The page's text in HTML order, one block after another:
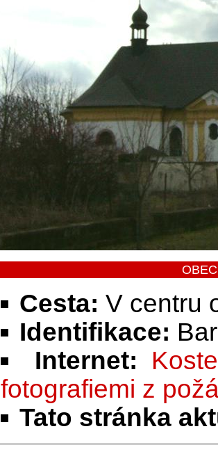
Cesta: V centru
Identifikace:
Internet:
fotografiemi z
Tato stránka